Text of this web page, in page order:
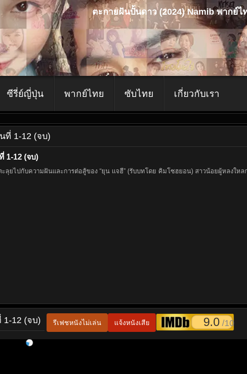
ตะกายฝันปั้นดาว (2024) Namib พากย์ไ
ซีรี่ย์ญี่ปุ่น พากย์ไทย ซับไทย เกี่ยวกับเรา
ที่ 1-12 (จบ)
1-12 (จบ)
ลุยไปกับความฝันและการต่อสู้ของ “ยุน แจฮี” (รับบทโดย คิมโซฮยอน) สาวน้อยผู้หลงให
12 (จบ) รีเฟชหนังไม่เล่น แจ้งหนังเสีย 9.0 /10